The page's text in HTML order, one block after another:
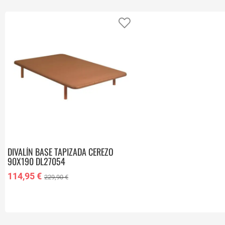
DIVALÍN BASE TAPIZADA CEREZO
90X190 DL27054
114,95 € 229,90 €